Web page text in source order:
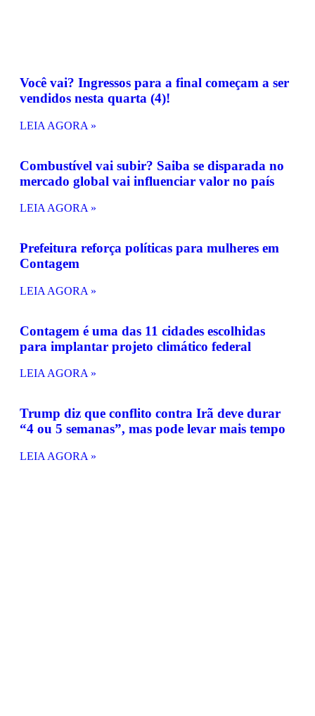
Você vai? Ingressos para a final começam a ser
vendidos nesta quarta (4)!
LEIA AGORA »
Combustível vai subir? Saiba se disparada no
mercado global vai influenciar valor no país
LEIA AGORA »
Prefeitura reforça políticas para mulheres em
Contagem
LEIA AGORA »
Contagem é uma das 11 cidades escolhidas
para implantar projeto climático federal
LEIA AGORA »
Trump diz que conflito contra Irã deve durar
“4 ou 5 semanas”, mas pode levar mais tempo
LEIA AGORA »